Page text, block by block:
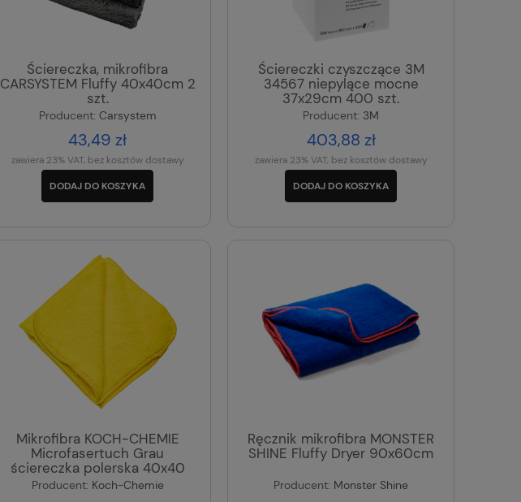
Ściereczka, mikrofibra
CARSYSTEM Fluffy 40x40cm 2
szt.
Producent: Carsystem
43,49 zł
zawiera 23% VAT, bez kosztów dostawy
DODAJ DO KOSZYKA
Ściereczki czyszczące 3M
34567 niepylące mocne
37x29cm 400 szt.
Producent: 3M
403,88 zł
zawiera 23% VAT, bez kosztów dostawy
DODAJ DO KOSZYKA
Mikrofibra KOCH-CHEMIE
Microfasertuch Grau
ściereczka polerska 40x40
Producent: Koch-Chemie
Ręcznik mikrofibra MONSTER
SHINE Fluffy Dryer 90x60cm
Producent: Monster Shine